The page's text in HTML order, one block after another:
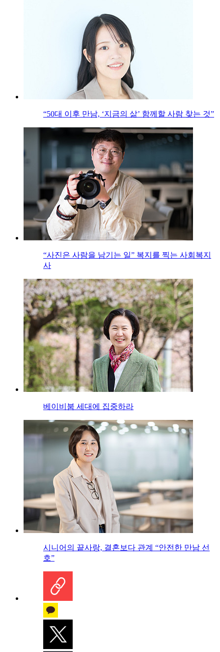
“50대 이후 만남, ‘지금의 삶’ 함께할 사람 찾는 것”
“사진은 사람을 남기는 일” 복지를 찍는 사회복지
사
베이비붐 세대에 집중하라
시니어의 끝사랑, 결혼보다 관계 “안전한 만남 선
호”